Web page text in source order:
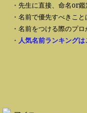
・先生に直接、命名or
・名前で優先すべきこ
・名前をつける際のプ
・ 人気名前ランキングは